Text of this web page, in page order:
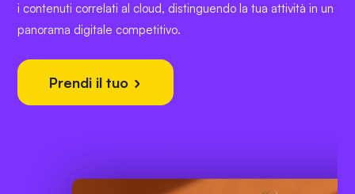
i contenuti correlati al cloud, distinguendo la tua attività in un
panorama digitale competitivo.
Prendi il tuo